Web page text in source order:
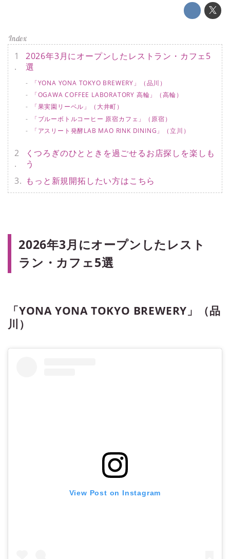
2026年3月にオープンしたレストラン・カフェ5
選
「YONA YONA TOKYO BREWERY」（品川）
「OGAWA COFFEE LABORATORY 高輪」（高輪）
「果実園リーベル」（大井町）
「ブルーボトルコーヒー 原宿カフェ」（原宿）
「アスリート発酵LAB MAO RINK DINING」（立川）
くつろぎのひとときを過ごせるお店探しを楽しも
う
もっと新規開拓したい方はこちら
2026年3月にオープンしたレスト
ラン・カフェ5選
「YONA YONA TOKYO BREWERY」（品
川）
View Post on Instagram